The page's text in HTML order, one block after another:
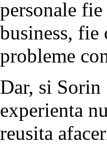
personale
business, fie
probleme
Dar, si Sorin
experienta
reusita